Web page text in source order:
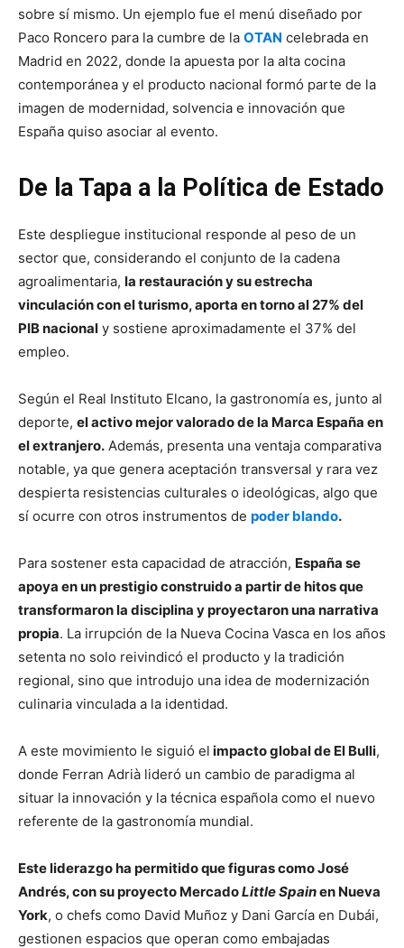
sobre sí mismo. Un ejemplo fue el menú diseñado por
Paco Roncero para la cumbre de la OTAN celebrada en
Madrid en 2022, donde la apuesta por la alta cocina
contemporánea y el producto nacional formó parte de la
imagen de modernidad, solvencia e innovación que
España quiso asociar al evento.
De la Tapa a la Política de Estado
Este despliegue institucional responde al peso de un
sector que, considerando el conjunto de la cadena
agroalimentaria, la restauración y su estrecha
vinculación con el turismo, aporta en torno al 27% del
PIB nacional y sostiene aproximadamente el 37% del
empleo.
Según el Real Instituto Elcano, la gastronomía es, junto al
deporte, el activo mejor valorado de la Marca España en
el extranjero. Además, presenta una ventaja comparativa
notable, ya que genera aceptación transversal y rara vez
despierta resistencias culturales o ideológicas, algo que
sí ocurre con otros instrumentos de poder blando.
Para sostener esta capacidad de atracción, España se
apoya en un prestigio construido a partir de hitos que
transformaron la disciplina y proyectaron una narrativa
propia. La irrupción de la Nueva Cocina Vasca en los años
setenta no solo reivindicó el producto y la tradición
regional, sino que introdujo una idea de modernización
culinaria vinculada a la identidad.
A este movimiento le siguió el impacto global de El Bulli,
donde Ferran Adrià lideró un cambio de paradigma al
situar la innovación y la técnica española como el nuevo
referente de la gastronomía mundial.
Este liderazgo ha permitido que figuras como José
Andrés, con su proyecto MercadoLittle Spainen Nueva
York, o chefs como David Muñoz y Dani García en Dubái,
gestionen espacios que operan como embajadas